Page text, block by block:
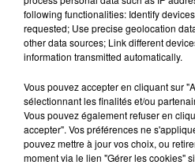
Destination
following functionalities: Identify
requested; Use precise geolocation
other data sources; Link different
information transmitted automatically.
Vous pouvez accepter en cliquant sur
sélectionnant les finalités et/ou
Vous pouvez également refuser en
accepter". Vos préférences ne
pouvez mettre à jour vos choix, ou
moment via le lien "Gérer les cookies"